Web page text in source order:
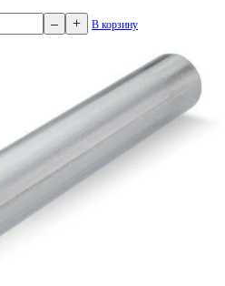
– + В корзину